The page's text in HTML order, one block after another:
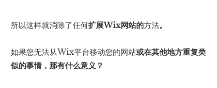
所以这样就消除了任何扩展Wix网站的方法。
如果您无法从Wix平台移动您的网站或在其他地方重复类
似的事情，那有什么意义？